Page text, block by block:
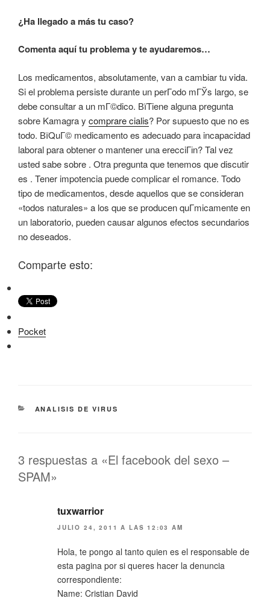
¿Ha llegado a más tu caso?
Comenta aquí tu problema y te ayudaremos…
Los medicamentos, absolutamente, van a cambiar tu vida.
Si el problema persiste durante un perГ­odo mГЎs largo, se
debe consultar a un mГ©dico. ВїTiene alguna pregunta
sobre Kamagra y comprare cialis? Por supuesto que no es
todo. ВїQuГ© medicamento es adecuado para incapacidad
laboral para obtener o mantener una erecciГіn? Tal vez
usted sabe sobre . Otra pregunta que tenemos que discutir
es . Tener impotencia puede complicar el romance. Todo
tipo de medicamentos, desde aquellos que se consideran
«todos naturales» a los que se producen quГ­micamente en
un laboratorio, pueden causar algunos efectos secundarios
no deseados.
Comparte esto:
Pocket
CATEGORÍAS
ANALISIS DE VIRUS
3 respuestas a «El facebook del sexo –
SPAM»
tuxwarrior
JULIO 24, 2011 A LAS 12:03 AM
Hola, te pongo al tanto quien es el responsable de
esta pagina por si queres hacer la denuncia
correspondiente:
Name: Cristian David